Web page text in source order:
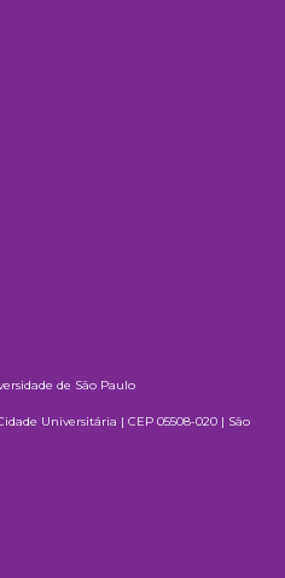
de São Paulo
Universitária | CEP 05508-020 | São